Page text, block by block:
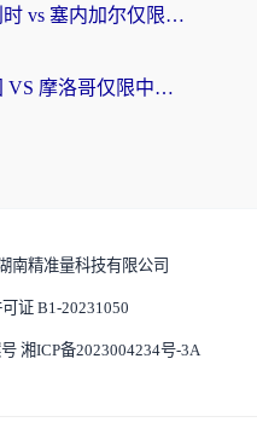
在海外看世界杯比利时 vs 塞内加尔仅限中国大陆？我找到了最流畅的中文解说之路
在国外看世界杯法国 VS 摩洛哥仅限中国大陆？海外党这样看中文解说赛事不卡顿
南精准量科技有限公司
证 B1-20231050
湘ICP备2023004234号-3A